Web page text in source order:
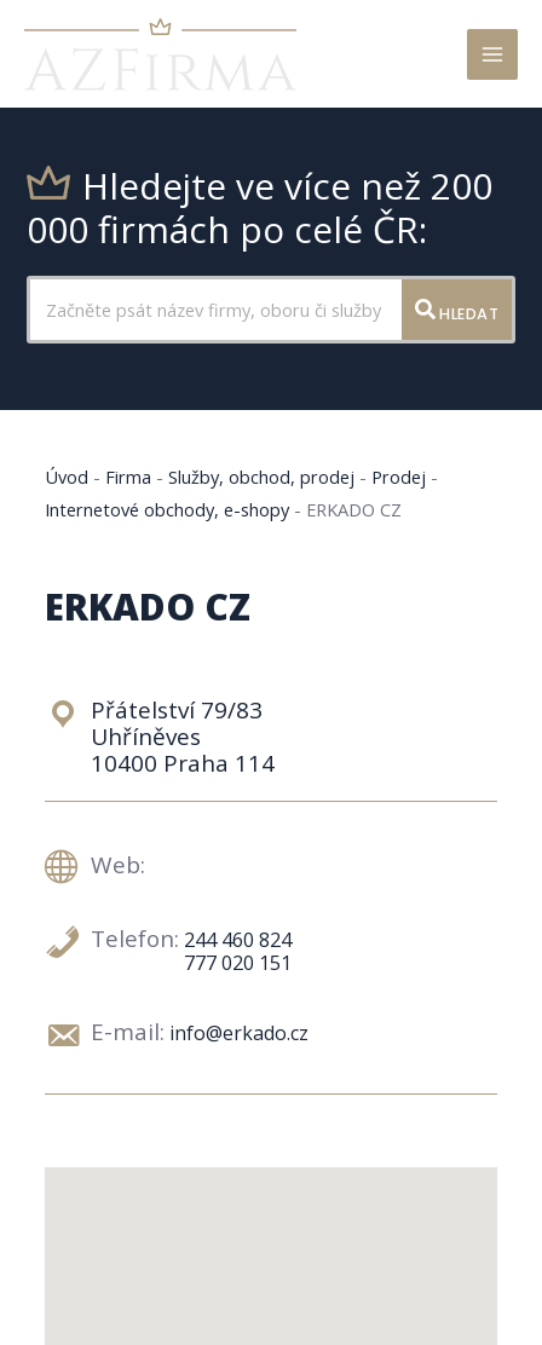
Hledejte ve více než 200
000 firmách po celé ČR:
HLEDAT
Úvod - Firma -Služby, obchod, prodej - Prodej -
Internetové obchody, e-shopy- ERKADO CZ
ERKADO CZ
Přátelství 79/83
Uhříněves
10400 Praha 114
Web:
Telefon: 244 460 824
777 020 151
E-mail: info@erkado.cz